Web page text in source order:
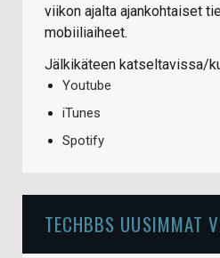
viikon ajalta ajankohtaiset
mobiiliaiheet.
Jälkikäteen katseltavissa/
Youtube
iTunes
Spotify
TECHBBS UUSIMMAT